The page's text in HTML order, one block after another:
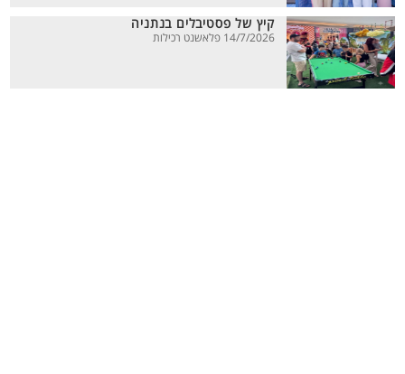
קיץ של פסטיבלים בנתניה
14/7/2026 פלאשנט רכילות